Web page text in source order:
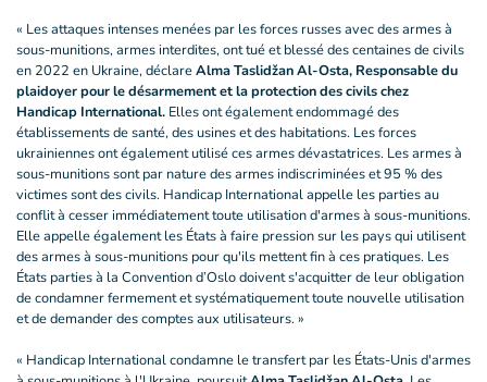
« Les attaques intenses menées par les forces russes avec des armes à
sous-munitions, armes interdites, ont tué et blessé des centaines de civils
en 2022 en Ukraine, déclareAlma Taslidžan Al-Osta, Responsable du
plaidoyer pour le désarmement et la protection des civils chez
Handicap International. Elles ont également endommagé des
établissements de santé, des usines et des habitations. Les forces
ukrainiennes ont également utilisé ces armes dévastatrices. Les armes à
sous-munitions sont par nature des armes indiscriminées et 95 % des
victimes sont des civils. Handicap International appelle les parties au
conflit à cesser immédiatement toute utilisation d'armes à sous-munitions.
Elle appelle également les États à faire pression sur les pays qui utilisent
des armes à sous-munitions pour qu'ils mettent fin à ces pratiques. Les
États parties à la Convention d’Oslo doivent s'acquitter de leur obligation
de condamner fermement et systématiquement toute nouvelle utilisation
et de demander des comptes aux utilisateurs. »
« Handicap International condamne le transfert par les États-Unis d'armes